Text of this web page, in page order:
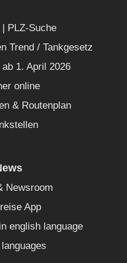
PLZ-Suche
Trend / Tankgesetz
1. April 2026
online
& Routenplan
Newsroom
App
english language